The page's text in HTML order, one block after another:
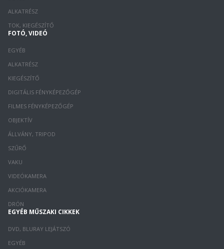
ALKATRÉSZ
TOK, KIEGÉSZÍTŐ
FOTÓ, VIDEÓ
EGYÉB
ALKATRÉSZ
KIEGÉSZÍTŐ
DIGITÁLIS FÉNYKÉPEZŐGÉP
FILMES FÉNYKÉPEZŐGÉP
OBJEKTÍV
ÁLLVÁNY, TRIPOD
SZŰRŐ
VAKU
VIDEÓKAMERA
AKCIÓKAMERA
DRÓN
EGYÉB MŰSZAKI CIKKEK
DVD, BLURAY LEJÁTSZÓ
EGYÉB